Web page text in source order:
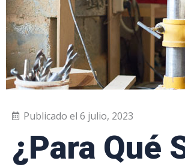
Publicado el 6 julio, 2023
¿Para Qué